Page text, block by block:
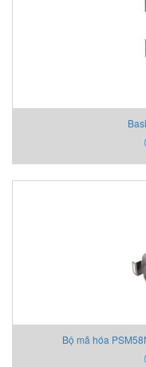
Bộ mã hóa